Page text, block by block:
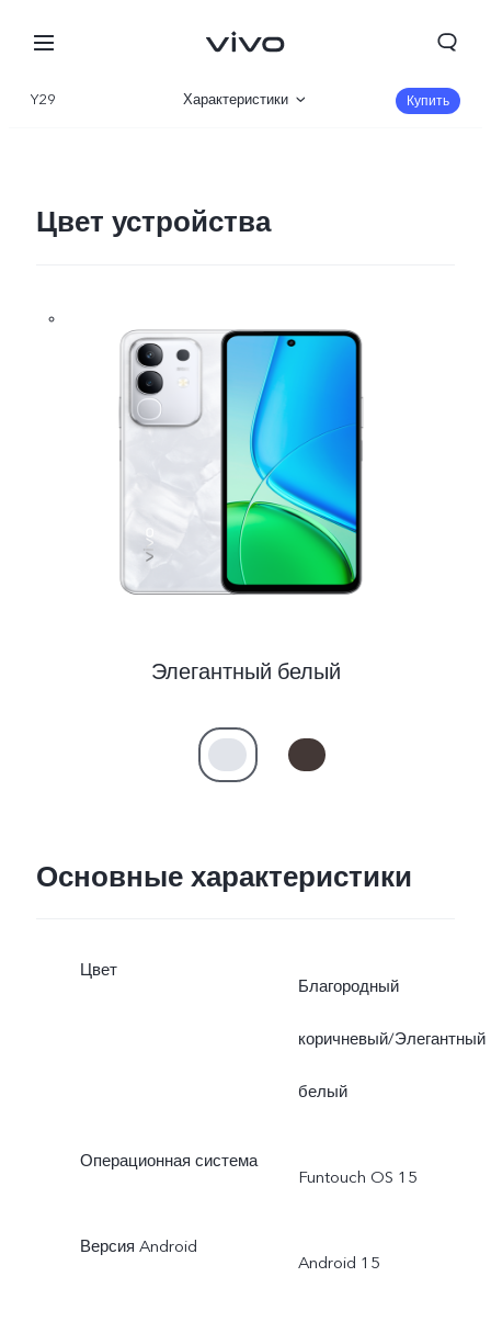
Y29 Характеристики Купить
Цвет устройства
Элегантный белый
Основные характеристики
Цвет
Благородный
коричневый/Элегантный
белый
Операционная система
Funtouch OS 15
Версия Android
Android 15